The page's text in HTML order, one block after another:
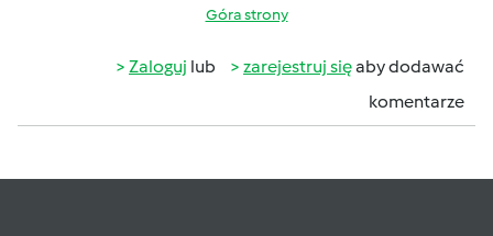
Góra strony
Zaloguj lub zarejestruj sięaby dodawać
komentarze